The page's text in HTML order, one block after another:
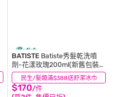
民生/髮類滿$388送舒潔冰巾
BATISTE Batiste秀髮乾洗噴
劑-花漾玫瑰200ml(新舊包裝隨
機出貨)
$170/件
(4)